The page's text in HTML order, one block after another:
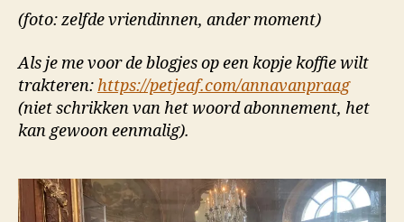
(foto: zelfde vriendinnen, ander moment)
Als je me voor de blogjes op een kopje koffie wilt
trakteren: https://petjeaf.com/annavanpraag
(niet schrikken van het woord abonnement, het
kan gewoon eenmalig).